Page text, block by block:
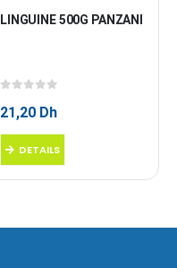
LINGUINE 500G PANZANI
21,20 Dh
DETAILS